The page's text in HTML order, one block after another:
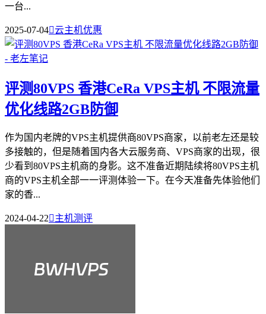
一台...
2025-07-04云主机优惠
评测80VPS 香港CeRa VPS主机 不限流量
优化线路2GB防御
作为国内老牌的VPS主机提供商80VPS商家，以前老左还是较
多接触的，但是随着国内各大云服务商、VPS商家的出现，很
少看到80VPS主机商的身影。这不准备近期陆续将80VPS主机
商的VPS主机全部一一评测体验一下。在今天准备先体验他们
家的香...
2024-04-22主机测评